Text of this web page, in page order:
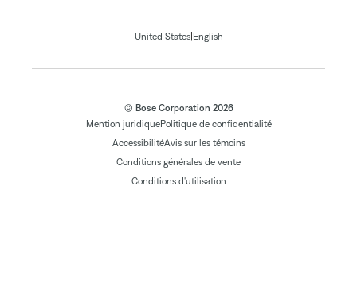
United States| English
© Bose Corporation 2026
Mention juridiquePolitique de confidentialité
AccessibilitéAvis sur les témoins
Conditions générales de vente
Conditions d'utilisation